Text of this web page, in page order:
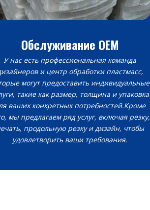
Обслуживание OEM
У нас есть профессиональная команда
и центр обработки пластмасс,
могут предоставить индивидуальные
такие как размер, толщина и упаковка
ваших конкретных потребностей.Кроме
мы предлагаем ряд услуг, включая резку,
продольную резку и дизайн, чтобы
удовлетворить ваши требования.